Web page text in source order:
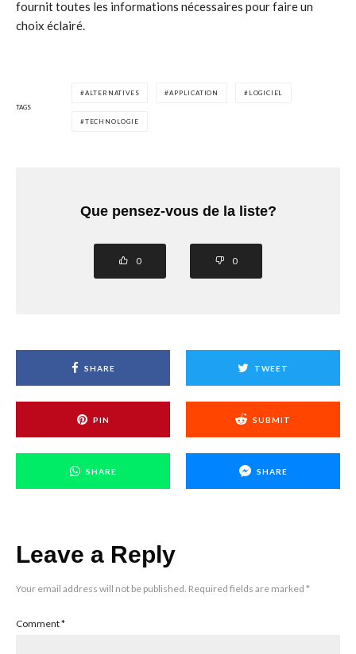
fournit toutes les informations nécessaires pour faire un
choix éclairé.
TAGS
ALTERNATIVES APPLICATION LOGICIEL
TECHNOLOGIE
Que pensez-vous de la liste?
0 0
SHARE TWEET
PIN SUBMIT
SHARE SHARE
Leave a Reply
Your email address will not be published. Required fields are marked *
Comment*